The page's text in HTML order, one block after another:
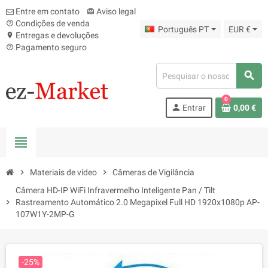
Entre em contato card_giftcard Aviso legal
help_outline Condições de venda
location_on Entregas e devoluções
help_outline Pagamento seguro
Português PT EUR €
search
person Entrar
0
0,00 €
view_headline
chevron_right Materiais de vídeo chevron_right Câmeras de Vigilância
chevron_right
Câmera HD-IP WiFi Infravermelho Inteligente Pan / Tilt
Rastreamento Automático 2.0 Megapixel Full HD 1920x1080p AP-
107W1Y-2MP-G
-25%